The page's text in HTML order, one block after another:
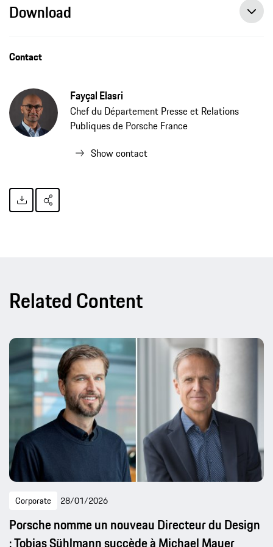
Download
Contact
Fayçal Elasri
Chef du Département Presse et Relations
Publiques de Porsche France
Show contact
Related Content
Corporate 28/01/2026
Porsche nomme un nouveau Directeur du Design